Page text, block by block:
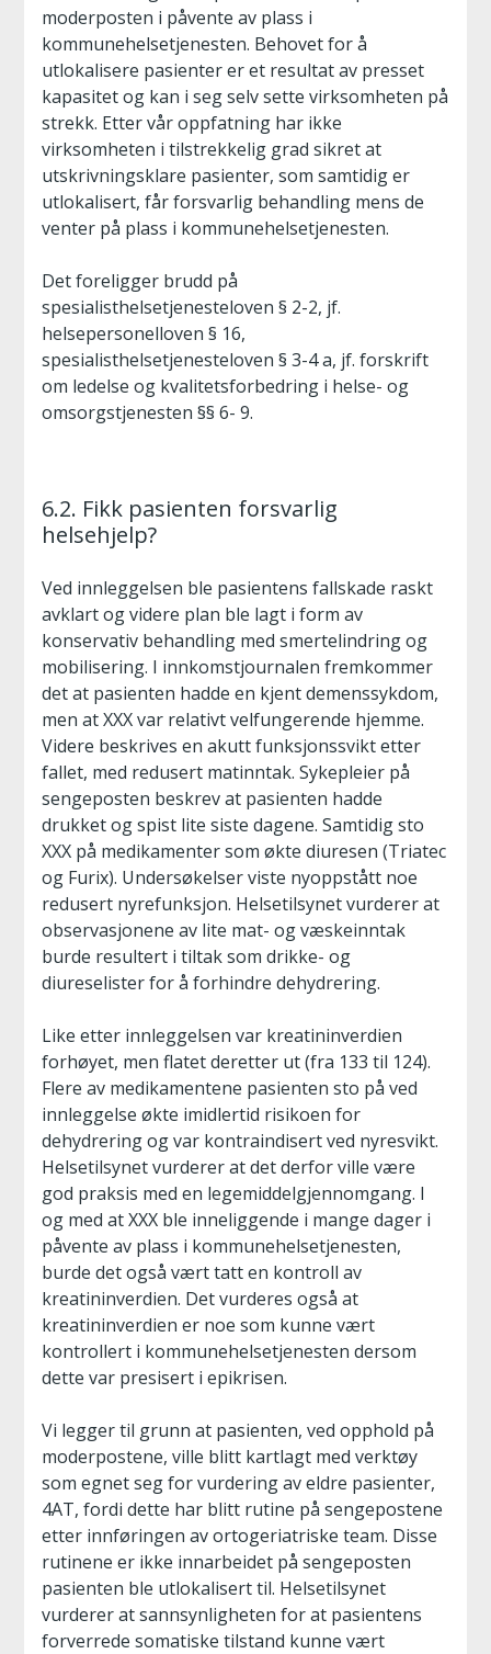
moderposten i påvente av plass i
kommunehelsetjenesten. Behovet for å
utlokalisere pasienter er et resultat av presset
kapasitet og kan i seg selv sette virksomheten på
strekk. Etter vår oppfatning har ikke
virksomheten i tilstrekkelig grad sikret at
utskrivningsklare pasienter, som samtidig er
utlokalisert, får forsvarlig behandling mens de
venter på plass i kommunehelsetjenesten.
Det foreligger brudd på
spesialisthelsetjenesteloven § 2-2, jf.
helsepersonelloven § 16,
spesialisthelsetjenesteloven § 3-4 a, jf. forskrift
om ledelse og kvalitetsforbedring i helse- og
omsorgstjenesten §§ 6- 9.
6.2. Fikk pasienten forsvarlig
helsehjelp?
Ved innleggelsen ble pasientens fallskade raskt
avklart og videre plan ble lagt i form av
konservativ behandling med smertelindring og
mobilisering. I innkomstjournalen fremkommer
det at pasienten hadde en kjent demenssykdom,
men at XXX var relativt velfungerende hjemme.
Videre beskrives en akutt funksjonssvikt etter
fallet, med redusert matinntak. Sykepleier på
sengeposten beskrev at pasienten hadde
drukket og spist lite siste dagene. Samtidig sto
XXX på medikamenter som økte diuresen (Triatec
og Furix). Undersøkelser viste nyoppstått noe
redusert nyrefunksjon. Helsetilsynet vurderer at
observasjonene av lite mat- og væskeinntak
burde resultert i tiltak som drikke- og
diureselister for å forhindre dehydrering.
Like etter innleggelsen var kreatininverdien
forhøyet, men flatet deretter ut (fra 133 til 124).
Flere av medikamentene pasienten sto på ved
innleggelse økte imidlertid risikoen for
dehydrering og var kontraindisert ved nyresvikt.
Helsetilsynet vurderer at det derfor ville være
god praksis med en legemiddelgjennomgang. I
og med at XXX ble inneliggende i mange dager i
påvente av plass i kommunehelsetjenesten,
burde det også vært tatt en kontroll av
kreatininverdien. Det vurderes også at
kreatininverdien er noe som kunne vært
kontrollert i kommunehelsetjenesten dersom
dette var presisert i epikrisen.
Vi legger til grunn at pasienten, ved opphold på
moderpostene, ville blitt kartlagt med verktøy
som egnet seg for vurdering av eldre pasienter,
4AT, fordi dette har blitt rutine på sengepostene
etter innføringen av ortogeriatriske team. Disse
rutinene er ikke innarbeidet på sengeposten
pasienten ble utlokalisert til. Helsetilsynet
vurderer at sannsynligheten for at pasientens
forverrede somatiske tilstand kunne vært